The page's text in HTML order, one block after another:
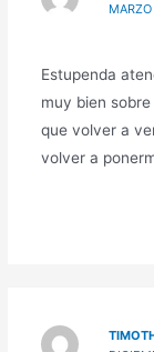
Estupenda
muy bien
que volver a
volver a